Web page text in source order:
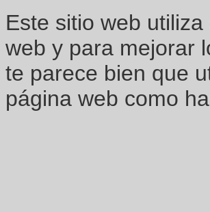
Este sitio web
web y para mejorar
te parece bien que
página web como